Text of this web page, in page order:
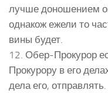
лучше доношением
однакож ежели то
вины будет.
12. Обер-Прокурор
Прокурору в его
дела его, отправлять.